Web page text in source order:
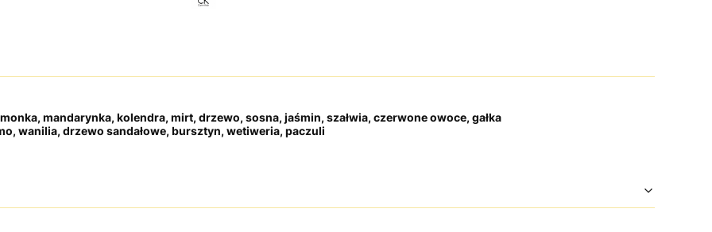
mandarynka, kolendra, mirt, drzewo, sosna, jaśmin, szałwia, czerwone owoce, gałka
wanilia, drzewo sandałowe, bursztyn, wetiweria, paczuli